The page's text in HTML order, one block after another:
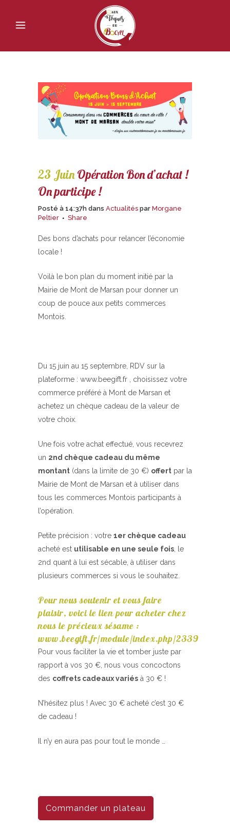
23 JuinOpération Bon d’achat !
On participe !
Posté à 14:37h dans Actualités par Morgane
Peltier
Share
Des bons d’achats pour relancer l’économie
locale !
Voilà le bon plan du moment initié par la
Mairie de Mont de Marsan pour donner un
coup de pouce aux petits commerces
Montois.
Du 15 juin au 15 septembre, RDV sur la
plateforme : www.beegift.fr , choisissez votre
commerce préféré à Mont de Marsan et
achetez un chèque cadeau de la valeur de
votre choix.
Une fois votre achat effectué, vous recevrez
un 2nd chèque cadeau du même
montant (dans la limite de 30 €) offert par la
Mairie de Mont de Marsan et à utiliser dans
tous les commerces Montois participants à
l’opération.
Petite précision : votre 1er chèque cadeau
acheté est utilisable en une seule fois , le
2nd quant à lui est sécable, à utiliser dans
plusieurs commerces si vous le souhaitez.
Pour nous soutenir et vous faire
plaisir, voici le lien pour acheter chez
nous le précieux sésame :
www.beegift.fr/module/index.php/2339
Pour vous faciliter la vie et tomber juste par
rapport à vos 30 €, nous vous concoctons
des coffrets cadeaux variés à 30 € !
N’hésitez plus ! Avec 30 € acheté c’est 30 €
de cadeau !
Il n’y en aura pas pour tout le monde …
Commander un plateau